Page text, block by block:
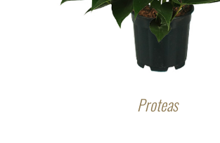
Proteas